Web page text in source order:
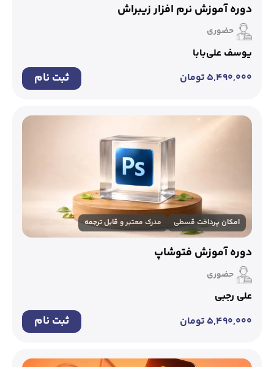
دوره آموزش نرم افزار زیبراش
حضوری
یوسف علی‌بابا
۵,۴۹۰,۰۰۰ تومان ثبت نام
امکان پرداخت قسطی مدرک معتبر و قابل ترجمه
دوره آموزش فتوشاپ
حضوری
علی رجبی
۵,۴۹۰,۰۰۰ تومان ثبت نام